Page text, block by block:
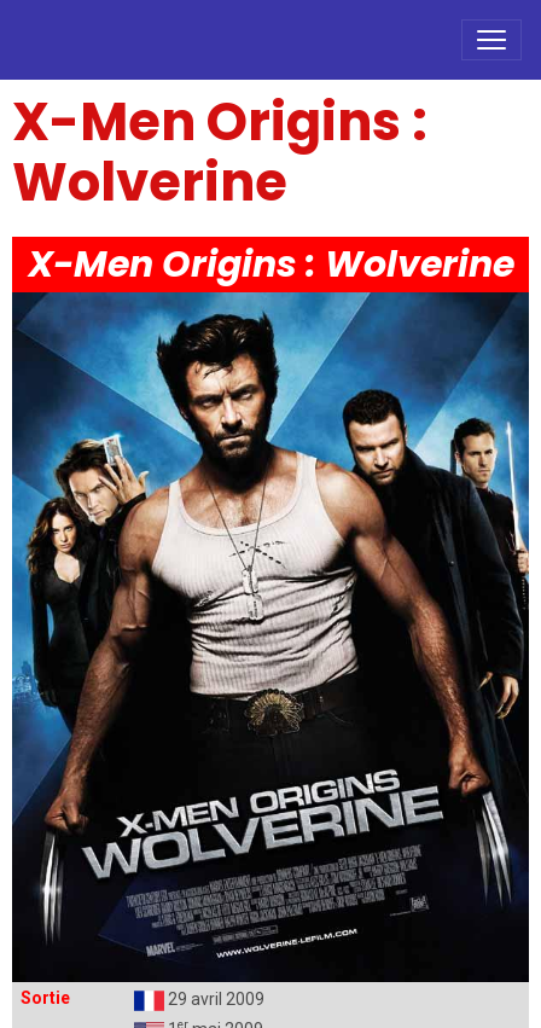
X-Men Origins :
Wolverine
X-Men Origins : Wolverine
Sortie
29 avril 2009